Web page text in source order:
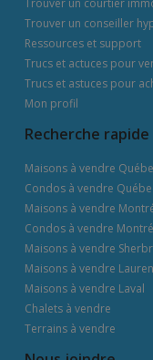
Trouver un courtier
Trouver un conseiller
Ressources et support
Trucs et actuces pour
Trucs et astuces pour
Mon profil
Recherche rapide
Maisons à vendre
Condos à vendre
Maisons à vendre
Condos à vendre
Maisons à vendre
Maisons à vendre
Maisons à vendre Laval
Chalets à vendre
Terrains à vendre